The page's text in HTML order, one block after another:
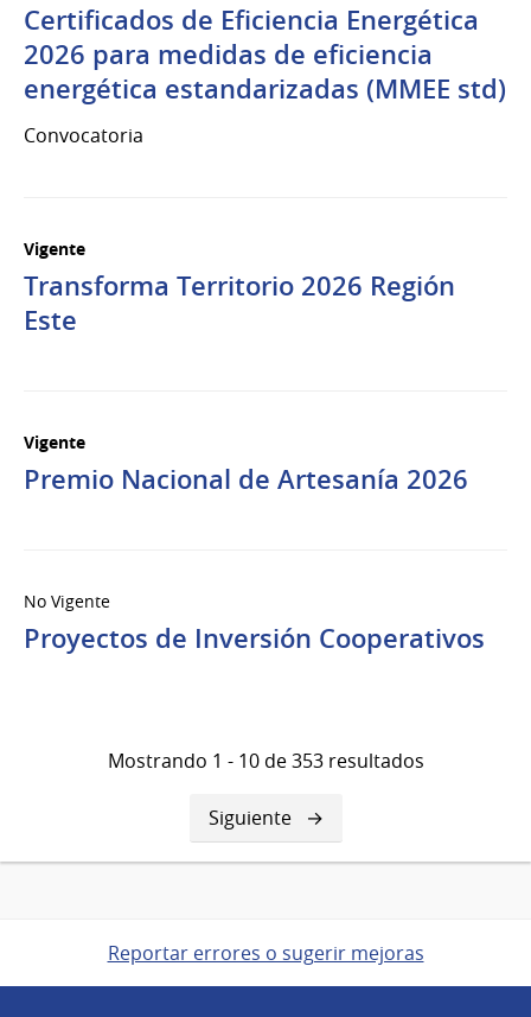
Certificados de Eficiencia Energética
2026 para medidas de eficiencia
energética estandarizadas (MMEE std)
Convocatoria
Vigente
Transforma Territorio 2026 Región
Este
Vigente
Premio Nacional de Artesanía 2026
No Vigente
Proyectos de Inversión Cooperativos
Mostrando 1 - 10 de 353 resultados
Siguiente
página
Siguiente
Reportar errores o sugerir mejoras